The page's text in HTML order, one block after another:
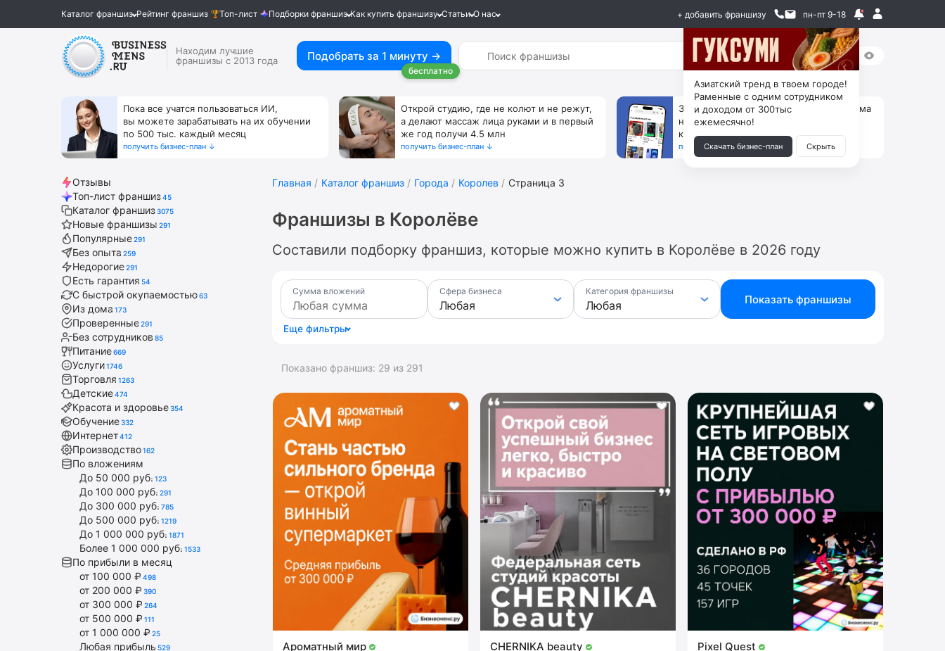
Каталог франшиз Рейтинг франшиз Топ-лист Подборки франшиз Как купить франшизу Статьи О нас + добавить франшизу пн-пт 9-18
Находим лучшие
франшизы с 2013 года
Подобрать за 1 минуту →
бесплатно
Пока все учатся пользоваться ИИ,
вы можете зарабатывать на их обучении
по 500 тыс. каждый месяц
получить бизнес-план ↓
Открой студию, где не колют и не режут,
а делают массаж лица руками и в первый
же год получи 4.5 млн
получить бизнес-план ↓
За 90 тыс. открой магазин на Авито, дома
ни коробок, ни товара, ни склада, зато
каждый месяц +125 тыс. чистыми
получить бизнес-план ↓
Отзывы
Топ-лист франшиз45
Каталог франшиз3075
Новые франшизы 291
Популярные291
Без опыта 259
Недорогие291
Есть гарантия 54
С быстрой окупаемостью63
Из дома 173
Проверенные291
Без сотрудников 85
Питание669
Услуги1746
Торговля 1263
Детские474
Красота и здоровье354
Обучение332
Интернет412
Производство162
По вложениям
До 50 000 руб. 123
До 100 000 руб. 291
До 300 000 руб. 785
До 500 000 руб. 1219
До 1 000 000 руб. 1871
Более 1 000 000 руб. 1533
По прибыли в месяц
от 100 000 ₽ 498
от 200 000 ₽ 390
от 300 000 ₽ 264
от 500 000 ₽ 111
от 1 000 000 ₽ 25
Любая прибыль 529
Главная Каталог франшиз Города Королев Страница 3
Франшизы в Королёве
Составили подборку франшиз, которые можно купить в Королёве в 2026 году
Сумма вложений Сфера бизнеса Категория франшизы
Показать франшизы
Еще фильтры
Показано франшиз: 29 из 291
Ароматный мир CHERNIKA beauty Pixel Quest
Азиатский тренд в твоем городе!
Раменные с одним сотрудником
и доходом от 300тыс
ежемесячно!
Скачать бизнес-план Скрыть